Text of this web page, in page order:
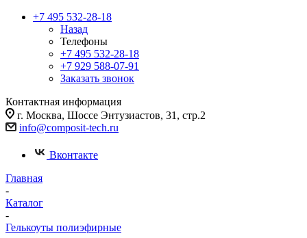
+7 495 532-28-18
Назад
Телефоны
+7 495 532-28-18
+7 929 588-07-91
Заказать звонок
Контактная информация
г. Москва, Шоссе Энтузиастов, 31, стр.2
info@composit-tech.ru
Вконтакте
Главная
-
Каталог
-
Гелькоуты полиэфирные